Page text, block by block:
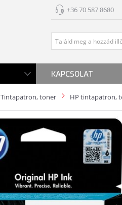
+36 70 587 8680
KAPCSOLAT
Tintapatron, toner HP tintapatron,